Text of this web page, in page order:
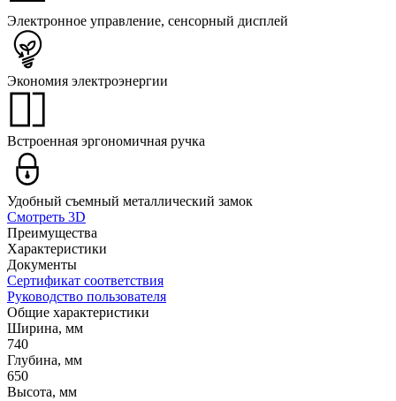
Электронное управление, сенсорный дисплей
Экономия электроэнергии
Встроенная эргономичная ручка
Удобный съемный металлический замок
Смотреть 3D
Преимущества
Характеристики
Документы
Сертификат соответствия
Руководство пользователя
Общие характеристики
Ширина, мм
740
Глубина, мм
650
Высота, мм